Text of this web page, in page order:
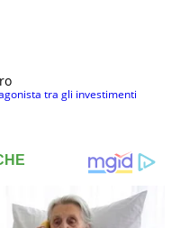
tra gli investimenti